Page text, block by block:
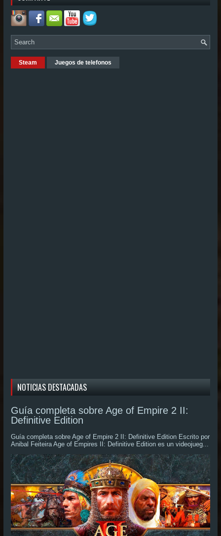
Steam Juegos de telefonos
NOTICIAS DESTACADAS
Guía completa sobre Age of Empire 2 II:
Definitive Edition
Guía completa sobre Age of Empire 2 II: Definitive Edition Escrito por
Anibal Feiteira Age of Empires II: Definitive Edition es un videojueg...